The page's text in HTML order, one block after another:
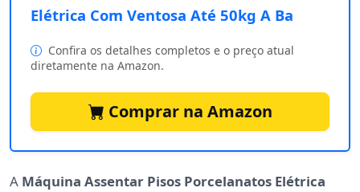
Elétrica Com Ventosa Até 50kg A Ba
Confira os detalhes completos e o preço atual
diretamente na Amazon.
Comprar na Amazon
A Máquina Assentar Pisos Porcelanatos Elétrica